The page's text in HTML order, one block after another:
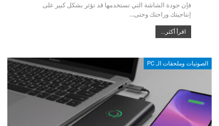
فإن جودة الشاشة التي تستخدمها قد تؤثر بشكل كبير على
إنتاجيتك وراحتك وحتى…
اقرأ أكثر...
الصوتيات وملحقات الـ PC